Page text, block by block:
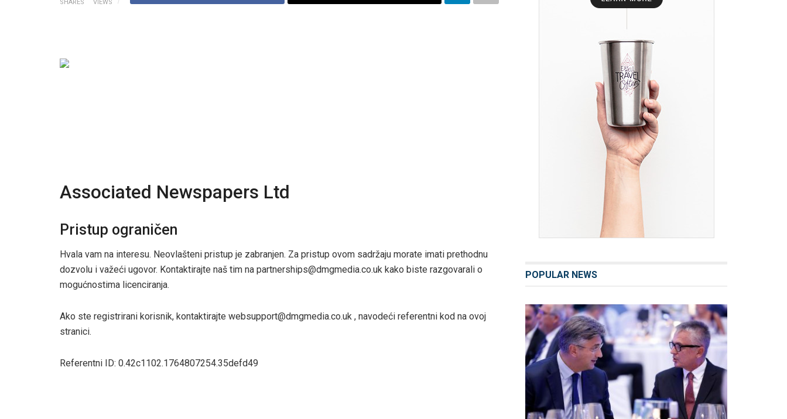
SHARES VIEWS
Associated Newspapers Ltd
Pristup ograničen
Hvala vam na interesu. Neovlašteni pristup je zabranjen. Za pristup ovom sadržaju morate imati prethodnu
dozvolu i važeći ugovor. Kontaktirajte naš tim na partnerships@dmgmedia.co.uk kako biste razgovarali o
mogućnostima licenciranja.
Ako ste registrirani korisnik, kontaktirajte websupport@dmgmedia.co.uk , navodeći referentni kod na ovoj
stranici.
Referentni ID: 0.42c1102.1764807254.35defd49
POPULAR NEWS